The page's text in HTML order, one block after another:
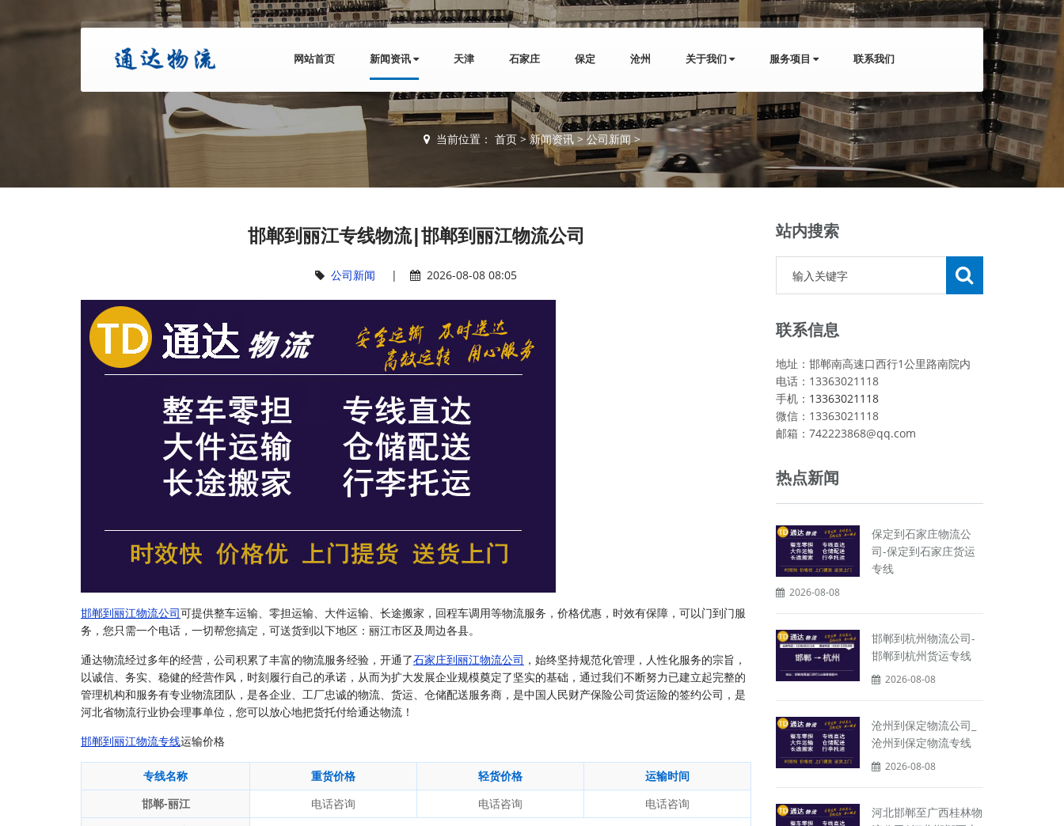
网站首页 新闻资讯 天津 石家庄 保定 沧州 关于我们 服务项目 联系我们
当前位置： 首页 >新闻资讯 > 公司新闻>
邯郸到丽江专线物流|邯郸到丽江物流公司
公司新闻 | 2026-08-08 08:05
邯郸到丽江物流公司可提供整车运输、零担运输、大件运输、长途搬家，回程车调用等物流服务，价格优惠，时效有保障，可以门到门服
务，您只需一个电话，一切帮您搞定，可送货到以下地区：丽江市区及周边各县。
通达物流经过多年的经营，公司积累了丰富的物流服务经验，开通了石家庄到丽江物流公司 ，始终坚持规范化管理，人性化服务的宗旨，
以诚信、务实、稳健的经营作风，时刻履行自己的承诺，从而为扩大发展企业规模奠定了坚实的基础，通过我们不断努力已建立起完整的
管理机构和服务有专业物流团队，是各企业、工厂忠诚的物流、货运、仓储配送服务商，是中国人民财产保险公司货运险的签约公司，是
河北省物流行业协会理事单位，您可以放心地把货托付给通达物流！
邯郸到丽江物流专线运输价格
专线名称 重货价格 轻货价格
运输时间
邯郸-丽江
电话咨询 电话咨询
电话咨询
站内搜索
联系信息
地址：邯郸南高速口西行1公里路南院内
电话：13363021118
手机： 13363021118
微信：13363021118
邮箱：742223868@qq.com
热点新闻
保定到石家庄物流公
司-保定到石家庄货运
专线
2026-08-08
邯郸到杭州物流公司-
邯郸到杭州货运专线
2026-08-08
沧州到保定物流公司_
沧州到保定物流专线
2026-08-08
河北邯郸至广西桂林物